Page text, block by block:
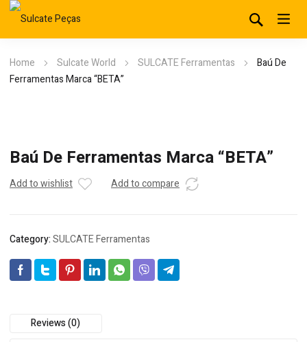
Home Sulcate World SULCATE Ferramentas
Baú De
Ferramentas Marca “BETA”
Baú De Ferramentas Marca “BETA”
Add to wishlist Add to compare
Category:SULCATE Ferramentas
Reviews (0)